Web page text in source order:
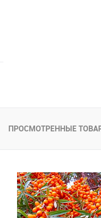
ПРОСМОТРЕННЫЕ